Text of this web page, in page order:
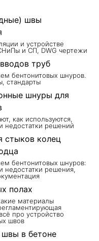
швы
и устройстве
и СП, DWG чертежи
труб
бентонитовых шнуров.
стандарты
шнуры для
как используются,
недостатки решений
стыков колец
бентонитовых шнуров:
недостатки решения,
полах
материалы
про устройство
швов
в бетоне